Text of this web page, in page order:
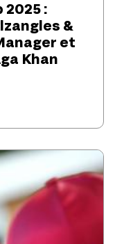
2025 :
&
et
Khan